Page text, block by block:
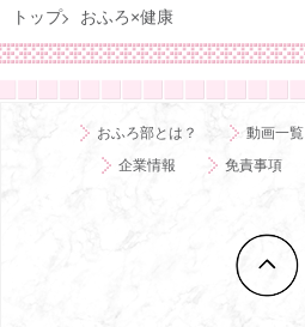
トップ おふろ×健康
おふろ部とは？ 動画一覧
企業情報
免責事項